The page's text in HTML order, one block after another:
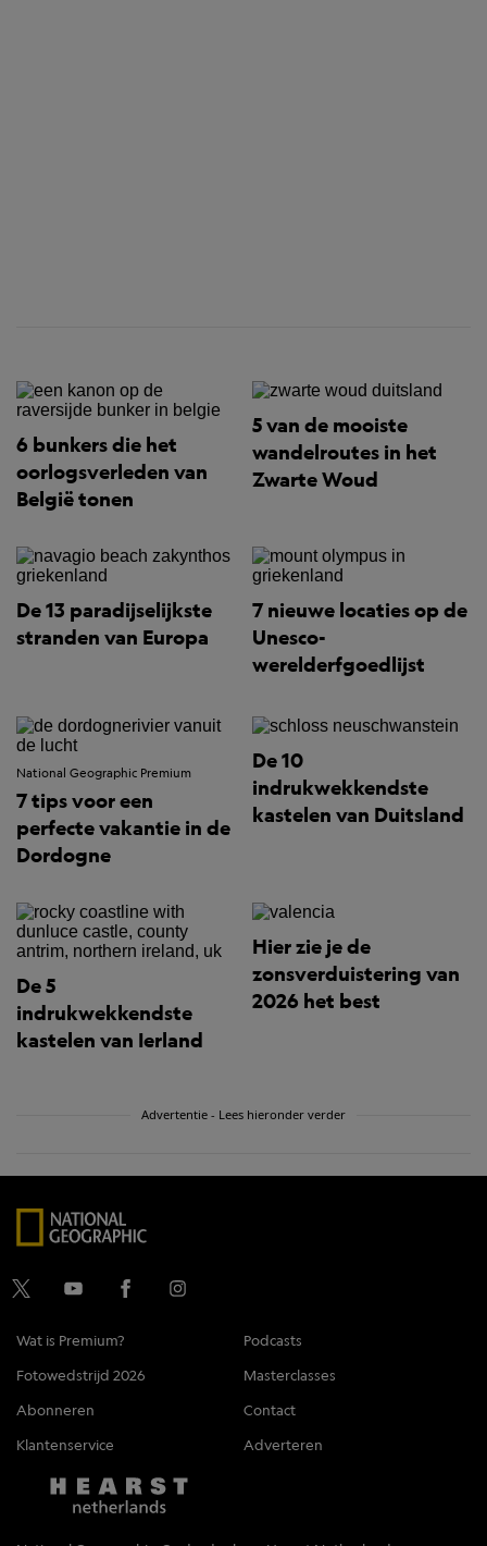
6 bunkers die het
oorlogsverleden van
België tonen
5 van de mooiste
wandelroutes in het
Zwarte Woud
De 13 paradijselijkste
stranden van Europa
7 nieuwe locaties op de
Unesco-
werelderfgoedlijst
National Geographic Premium
7 tips voor een
perfecte vakantie in de
Dordogne
De 10
indrukwekkendste
kastelen van Duitsland
De 5
indrukwekkendste
kastelen van Ierland
Hier zie je de
zonsverduistering van
2026 het best
Advertentie - Lees hieronder verder
Wat is Premium?
Podcasts
Fotowedstrijd 2026
Masterclasses
Abonneren
Contact
Klantenservice
Adverteren